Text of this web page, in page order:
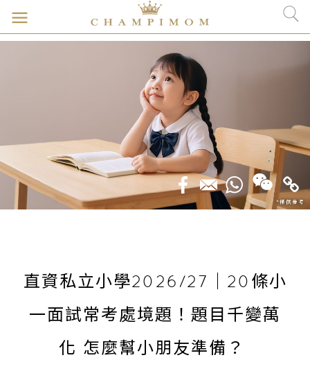
直資私立小學2026/27｜20條小
一面試常考處境題！題目千變萬
化 怎麼幫小朋友準備？